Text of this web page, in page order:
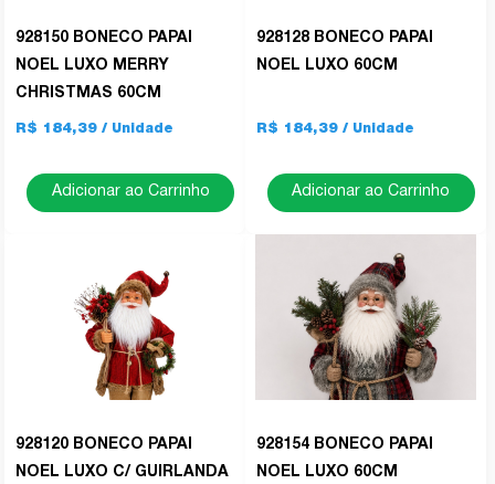
928150 BONECO PAPAI
NOEL LUXO MERRY
CHRISTMAS 60CM
R$ 184,39
Adicionar ao Carrinho
928128 BONECO PAPAI
NOEL LUXO 60CM
R$ 184,39
Adicionar ao Carrinho
928120 BONECO PAPAI
NOEL LUXO C/ GUIRLANDA
928154 BONECO PAPAI
NOEL LUXO 60CM